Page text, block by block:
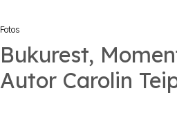
Fotos
Bukurest,
Autor Carolin